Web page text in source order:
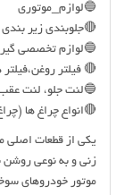
🔵لوازم_موتوری
🔴جلوبندی زیر بندی
🔵لوازم تخصصی
🔴 فیلتر روغن،فیلتر
🔵لنت جلو، لنت
🔴انواع چراغ ها
یکی از قطعات اصلی
زنی و به نوعی روشن
موتور خودروهای